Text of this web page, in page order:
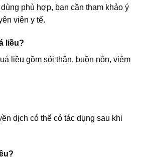
phù hợp, bạn cần tham khảo ý
viên y tế.
liều?
liều gồm sỏi thận, buồn nôn, viêm
dịch có thể có tác dụng sau khi